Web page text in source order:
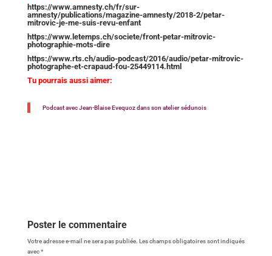
https://www.amnesty.ch/fr/sur-
amnesty/publications/magazine-amnesty/2018-2/petar-
mitrovic-je-me-suis-revu-enfant
https://www.letemps.ch/societe/front-petar-mitrovic-
photographie-mots-dire
https://www.rts.ch/audio-podcast/2016/audio/petar-mitrovic-
photographe-et-crapaud-fou-25449114.html
Tu pourrais aussi aimer:
Podcast avec Jean-Blaise Evequoz dans son atelier sédunois
Poster le commentaire
Votre adresse e-mail ne sera pas publiée. Les champs obligatoires sont indiqués
avec*